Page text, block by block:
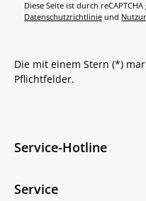
Diese Seite ist durch
Datenschutzrichtlinie und
Die mit einem Stern (*)
Pflichtfelder.
Service-Hotline
Service